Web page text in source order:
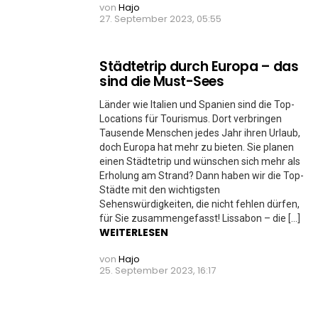
von Hajo
27. September 2023, 05:55
Städtetrip durch Europa – das
sind die Must-Sees
Länder wie Italien und Spanien sind die Top-
Locations für Tourismus. Dort verbringen
Tausende Menschen jedes Jahr ihren Urlaub,
doch Europa hat mehr zu bieten. Sie planen
einen Städtetrip und wünschen sich mehr als
Erholung am Strand? Dann haben wir die Top-
Städte mit den wichtigsten
Sehenswürdigkeiten, die nicht fehlen dürfen,
für Sie zusammengefasst! Lissabon – die […]
WEITERLESEN
von Hajo
25. September 2023, 16:17